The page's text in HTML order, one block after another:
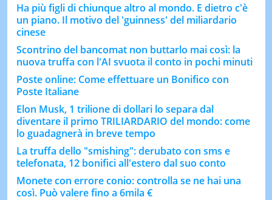
Ha più figli di chiunque altro al mondo. E dietro c'è
un piano. Il motivo del 'guinness' del miliardario
cinese
Scontrino del bancomat non buttarlo mai così: la
nuova truffa con l'AI svuota il conto in pochi minuti
Poste online: Come effettuare un Bonifico con
Poste Italiane
Elon Musk, 1 trilione di dollari lo separa dal
diventare il primo TRILIARDARIO del mondo: come
lo guadagnerà in breve tempo
La truffa dello "smishing": derubato con sms e
telefonata, 12 bonifici all'estero dal suo conto
Monete con errore conio: controlla se ne hai una
così. Può valere fino a 6mila €